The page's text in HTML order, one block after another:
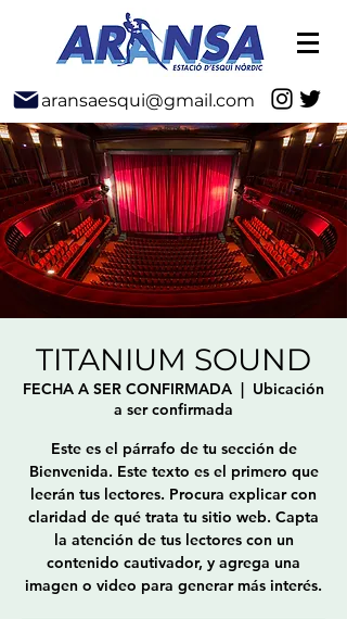
aransaesqui@gmail.com
TITANIUM SOUND
FECHA A SER CONFIRMADA
  |
Ubicación
a ser confirmada
Este es el párrafo de tu sección de
Bienvenida. Este texto es el primero que
leerán tus lectores. Procura explicar con
claridad de qué trata tu sitio web. Capta
la atención de tus lectores con un
contenido cautivador, y agrega una
imagen o video para generar más interés.